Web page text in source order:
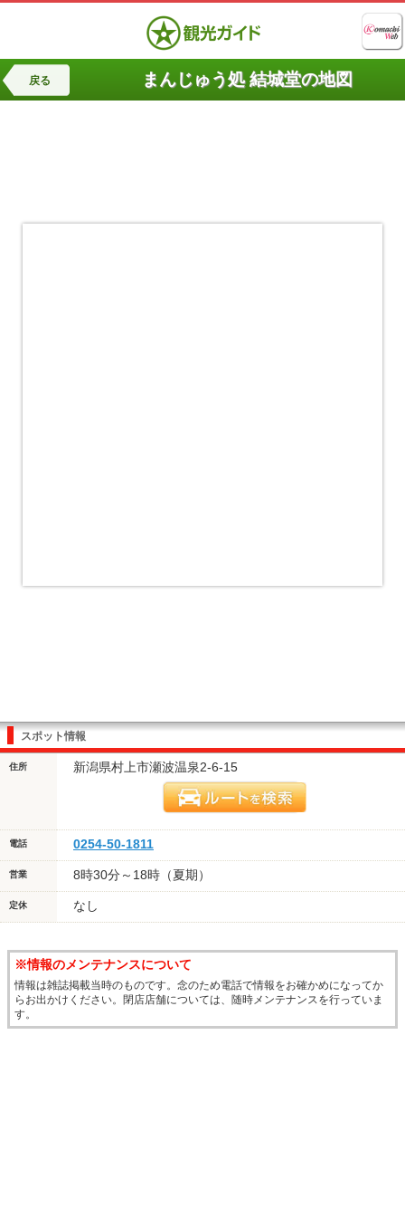
戻る まんじゅう処 結城堂の地図
スポット情報
住所 新潟県村上市瀬波温泉2-6-15
電話 0254-50-1811
営業 8時30分～18時（夏期）
定休 なし
※情報のメンテナンスについて
情報は雑誌掲載当時のものです。念のため電話で情報をお確かめになってか
らお出かけください。閉店店舗については、随時メンテナンスを行っていま
す。